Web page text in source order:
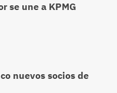
se une a KPMG
nuevos socios de